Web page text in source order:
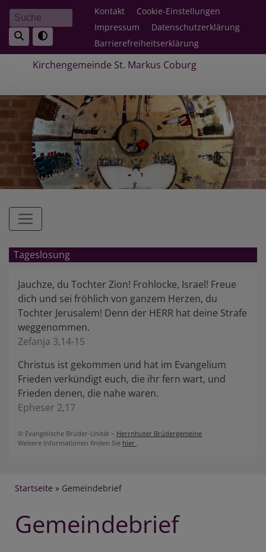
Direkt
zum
Inhalt
Suche Fußbereichsmenü
Kontakt
Cookie-Einstellungen
Impressum
Datenschutzerklärung
Barrierefreiheitserklärung
Kirchengemeinde St. Markus Coburg
Hauptnavigation
Tageslosung
Jauchze, du Tochter Zion! Frohlocke, Israel! Freue
dich und sei fröhlich von ganzem Herzen, du
Tochter Jerusalem! Denn der HERR hat deine Strafe
weggenommen.
Zefanja 3,14-15
Christus ist gekommen und hat im Evangelium
Frieden verkündigt euch, die ihr fern wart, und
Frieden denen, die nahe waren.
Epheser 2,17
© Evangelische Brüder-Unität – Herrnhuter Brüdergemeine
Weitere Informationen finden Sie hier .
Breadcrumb
Startseite Gemeindebrief
Gemeindebrief